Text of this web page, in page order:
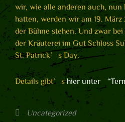
wir, wie alle anderen auch, nun
hatten, werden wir am 19.
der Bühne stehen. Und zwar
der Kräuterei im Gut Schloss
St. Patrick’s Day.
Details gibt’shier unter
Categories
Uncategorized